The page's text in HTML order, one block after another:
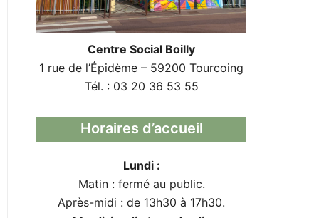
Centre Social Boilly
1 rue de l’Épidème – 59200 Tourcoing
Tél. : 03 20 36 53 55
Horaires d’accueil
Lundi :
Matin : fermé au public.
Après-midi : de 13h30 à 17h30.